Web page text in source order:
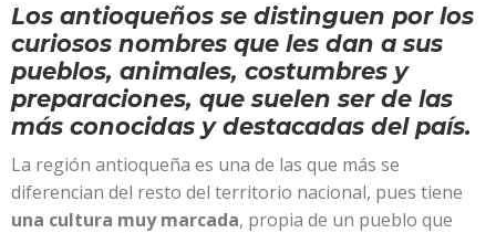
Los antioqueños se distinguen por los
curiosos nombres que les dan a sus
pueblos, animales, costumbres y
preparaciones, que suelen ser de las
más conocidas y destacadas del país.
La región antioqueña es una de las que más se
diferencian del resto del territorio nacional, pues tiene
una cultura muy marcada, propia de un pueblo que